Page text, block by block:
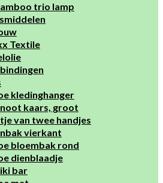
trio lamp
Textile
kledinghanger
kaars, groot
van twee handjes
vierkant
bloembak rond
dienblaadje
bar